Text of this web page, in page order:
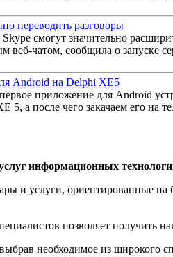
переводить разговоры
смогут значительно
чатом, сообщила о запуске
Android на Delphi XE5
приложение для Android
5, а после чего закачаем его на
информационных
и услуги, ориентированные
позволяет получить
необходимое из широкого